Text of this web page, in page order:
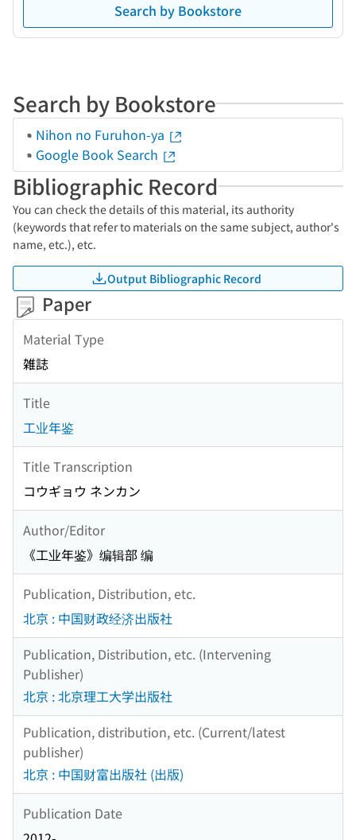
Search by Bookstore
Search by Bookstore
Nihon no Furuhon-ya
Google Book Search
Bibliographic Record
You can check the details of this material, its authority
(keywords that refer to materials on the same subject, author's
name, etc.), etc.
Output Bibliographic Record
Paper
Material Type
雑誌
Title
工业年鉴
Title Transcription
コウギョウ ネンカン
Author/Editor
《工业年鉴》编辑部 编
Publication, Distribution, etc.
北京 : 中国财政经济出版社
Publication, Distribution, etc. (Intervening
Publisher)
北京 : 北京理工大学出版社
Publication, distribution, etc. (Current/latest
publisher)
北京 : 中国财富出版社 (出版)
Publication Date